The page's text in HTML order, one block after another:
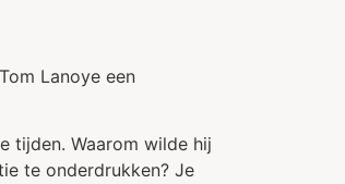
Lanoye een
tijden. Waarom wilde hij
te onderdrukken? Je